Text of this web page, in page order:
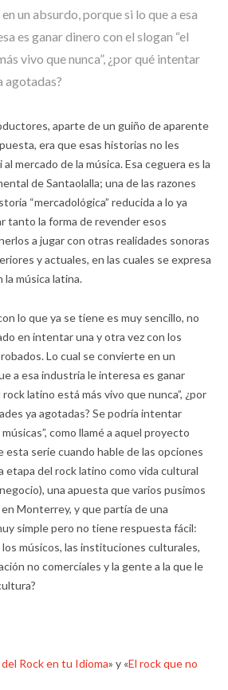
un absurdo, porque si lo que a esa
es ganar dinero con el slogan “el
vivo que nunca”, ¿por qué intentar
agotadas?
aparte de un guiño de aparente
era que esas historias no les
mercado de la música. Esa ceguera es la
de Santaolalla; una de las razones
“mercadológica” reducida a lo ya
tanto la forma de revender esos
a jugar con otras realidades sonoras
y actuales, en las cuales se expresa
la música latina.
lo que ya se tiene es muy sencillo, no
en intentar una y otra vez con los
Lo cual se convierte en un
a esa industria le interesa es ganar
latino está más vivo que nunca”, ¿por
ya agotadas? Se podría intentar
como llamé a aquel proyecto
esta serie cuando hable de las opciones
etapa del rock latino como vida cultural
una apuesta que varios pusimos
Monterrey, y que partía de una
simple pero no tiene respuesta fácil:
músicos, las instituciones culturales,
no comerciales y la gente a la que le
Rock en tu Idioma» y «El rock que no